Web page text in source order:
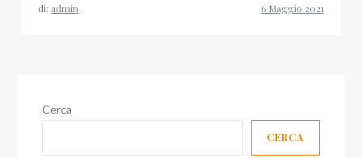
di: admin
Cerca
CERCA